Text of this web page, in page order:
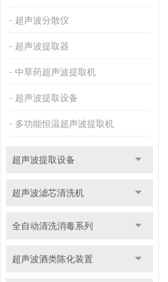
超声波分散仪
超声波提取器
中草药超声波提取机
超声波提取设备
多功能恒温超声波提取机
超声波提取设备
超声波滤芯清洗机
全自动清洗消毒系列
超声波酒类陈化装置